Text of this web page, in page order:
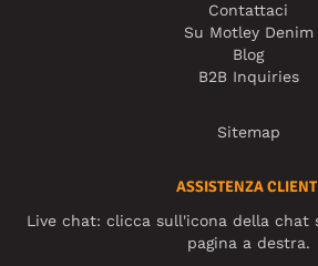
Contattaci
Su Motley Denim
Blog
B2B Inquiries
Sitemap
ASSISTENZA
Live chat: clicca sull'icona della
pagina a destra.